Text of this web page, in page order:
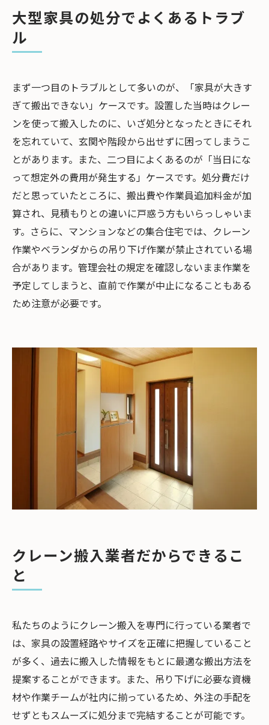
大型家具の処分でよくあるトラブ
ル
まず一つ目のトラブルとして多いのが、「家具が大きす
ぎて搬出できない」ケースです。設置した当時はクレー
ンを使って搬入したのに、いざ処分となったときにそれ
を忘れていて、玄関や階段から出せずに困ってしまうこ
とがあります。また、二つ目によくあるのが「当日にな
って想定外の費用が発生する」ケースです。処分費だけ
だと思っていたところに、搬出費や作業員追加料金が加
算され、見積もりとの違いに戸惑う方もいらっしゃいま
す。さらに、マンションなどの集合住宅では、クレーン
作業やベランダからの吊り下げ作業が禁止されている場
合があります。管理会社の規定を確認しないまま作業を
予定してしまうと、直前で作業が中止になることもある
ため注意が必要です。
クレーン搬入業者だからできるこ
と
私たちのようにクレーン搬入を専門に行っている業者で
は、家具の設置経路やサイズを正確に把握していること
が多く、過去に搬入した情報をもとに最適な搬出方法を
提案することができます。また、吊り下げに必要な資機
材や作業チームが社内に揃っているため、外注の手配を
せずともスムーズに処分まで完結することが可能です。